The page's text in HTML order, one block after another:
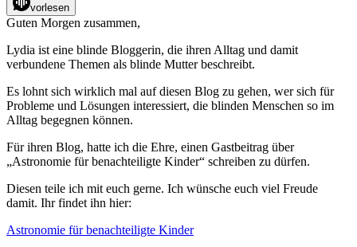
vorlesen
Guten Morgen zusammen,
Lydia ist eine blinde Bloggerin, die ihren Alltag und damit
verbundene Themen als blinde Mutter beschreibt.
Es lohnt sich wirklich mal auf diesen Blog zu gehen, wer sich für
Probleme und Lösungen interessiert, die blinden Menschen so im
Alltag begegnen können.
Für ihren Blog, hatte ich die Ehre, einen Gastbeitrag über
„Astronomie für benachteiligte Kinder“ schreiben zu dürfen.
Diesen teile ich mit euch gerne. Ich wünsche euch viel Freude
damit. Ihr findet ihn hier:
Astronomie für benachteiligte Kinder